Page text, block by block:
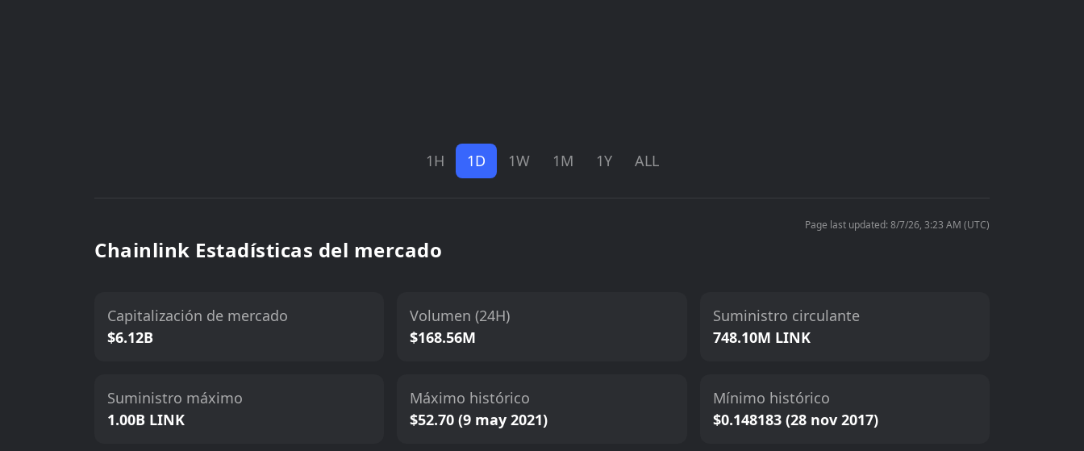
1H 1D 1W 1M 1Y ALL
Page last updated: 8/7/26, 3:23 AM (UTC)
Chainlink Estadísticas del mercado
Capitalización de mercado
$6.12B
Volumen (24H)
$168.56M
Suministro circulante
748.10M LINK
Suministro máximo
1.00B LINK
Máximo histórico
$52.70 (9 may 2021)
Mínimo histórico
$0.148183 (28 nov 2017)